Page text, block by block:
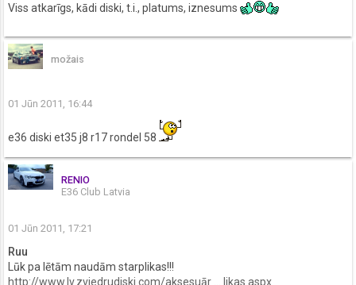
Viss atkarīgs, kādi diski, t.i., platums, iznesums
možais
01 Jūn 2011, 16:44
e36 diski et35 j8 r17 rondel 58
RENIO
E36 Club Latvia
01 Jūn 2011, 17:21
Ruu
Lūk pa lētām naudām starplikas!!!
http://www.lv.zviedrudiski.com/aksesuār ... likas.aspx